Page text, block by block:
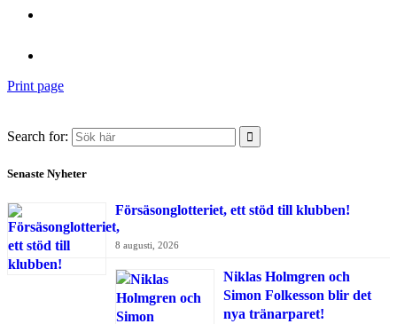
Print page
Search for:
Senaste Nyheter
Försäsonglotteriet, ett stöd till klubben!
8 augusti, 2026
Niklas Holmgren och
Simon Folkesson blir det
nya tränarparet!